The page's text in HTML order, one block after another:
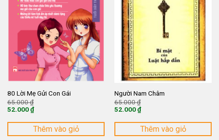
80 Lời Mẹ Gửi Con Gái
65.000₫
65.000 ₫.
52.000₫
hiện
là:
Thêm vào giỏ
Người Nam Châm
65.000₫
65.000 ₫.
52.000₫
hiện
là:
Thêm vào giỏ